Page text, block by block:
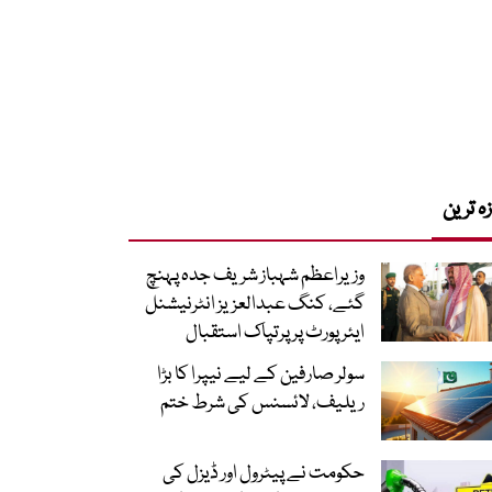
ترین
وزیراعظم شہباز شریف جدہ پہنچ
گئے، کنگ عبدالعزیز انٹرنیشنل
ایئر پورٹ پر پرتپاک استقبال
سولر صارفین کے لیے نیپرا کا بڑا
ریلیف، لائسنس کی شرط ختم
حکومت نے پیٹرول اور ڈیزل کی